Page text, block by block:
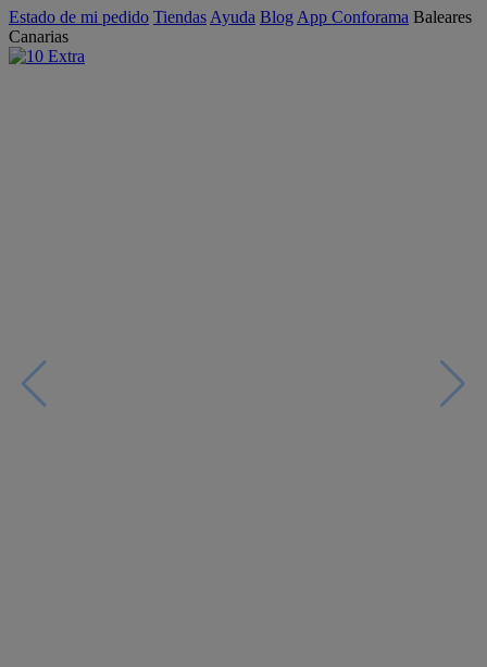
Estado de mi pedido Tiendas Ayuda Blog App Conforama Baleares
Canarias